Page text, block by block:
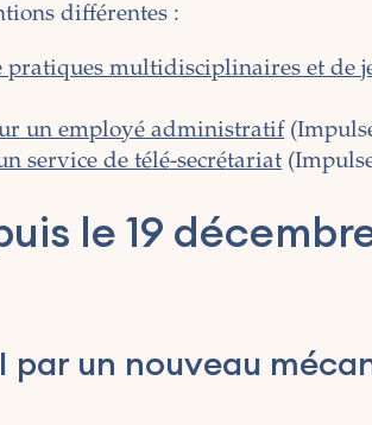
différentes :
multidisciplinaires et de
un employé administratif
service de télé-secrétariat
le 19
par un nouveau